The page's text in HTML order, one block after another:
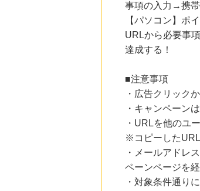
事項の入力→携
【パソコン】ポ
URLから必要事
達成する！
■注意事項
・広告クリック
・キャンペーン
・URLを他のユ
※コピーした
・メールアドレ
ペーンページを
・対象条件通り